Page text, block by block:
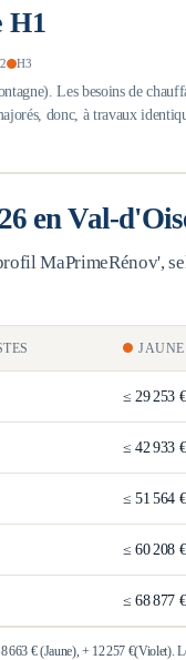
H1
H3
Les besoins de
donc, à travaux
en Val-
MaPrimeRénov',
JAUNE
≤29 253 €
≤42 933 €
≤51 564 €
≤60 208 €
≤68 877 €
8 663 €(Jaune), + 12 257 €(Violet).